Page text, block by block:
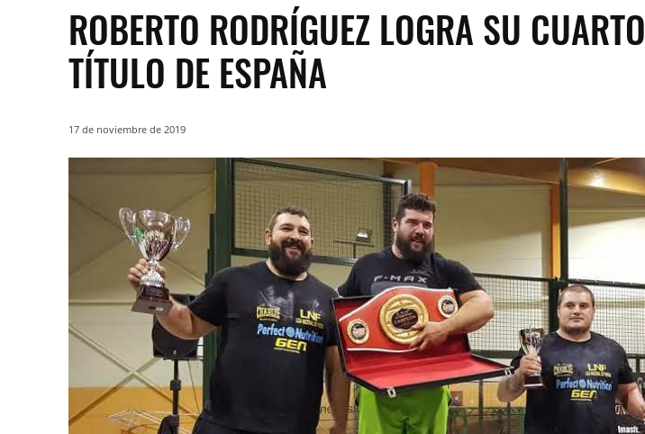
ROBERTO RODRÍGUEZ LOGRA SU CUARTO
TÍTULO DE ESPAÑA
17 de noviembre de 2019